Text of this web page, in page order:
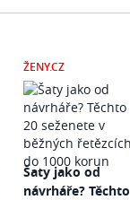
ŽENY.CZ
Šaty jako od
návrháře? Těchto